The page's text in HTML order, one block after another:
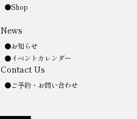
Shop
News
お知らせ
イベントカレンダー
Contact Us
ご予約・お問い合わせ